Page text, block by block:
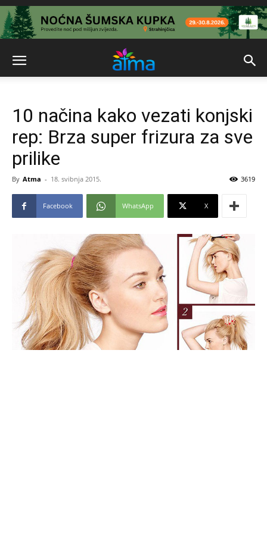
10 načina kako vezati konjski
rep: Brza super frizura za sve
prilike
By Atma - 18. svibnja 2015. 3619
Facebook WhatsApp X